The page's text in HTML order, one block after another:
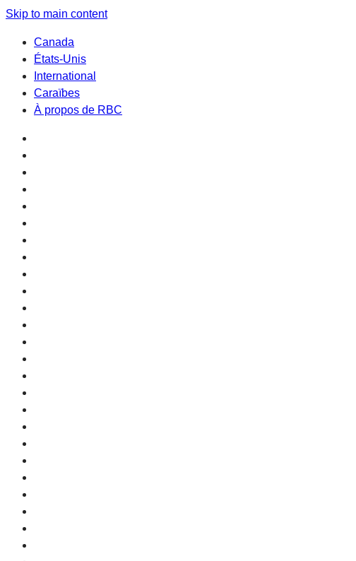
Skip to main content
Canada
États-Unis
International
Caraïbes
À propos de RBC